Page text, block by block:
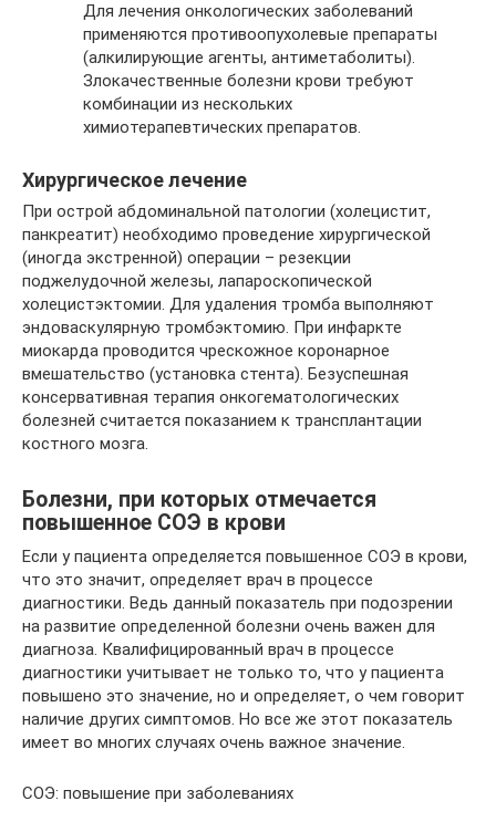
Для лечения онкологических заболеваний
применяются противоопухолевые препараты
(алкилирующие агенты, антиметаболиты).
Злокачественные болезни крови требуют
комбинации из нескольких
химиотерапевтических препаратов.
Хирургическое лечение
При острой абдоминальной патологии (холецистит,
панкреатит) необходимо проведение хирургической
(иногда экстренной) операции – резекции
поджелудочной железы, лапароскопической
холецистэктомии. Для удаления тромба выполняют
эндоваскулярную тромбэктомию. При инфаркте
миокарда проводится чрескожное коронарное
вмешательство (установка стента). Безуспешная
консервативная терапия онкогематологических
болезней считается показанием к трансплантации
костного мозга.
Болезни, при которых отмечается
повышенное СОЭ в крови
Если у пациента определяется повышенное СОЭ в крови,
что это значит, определяет врач в процессе
диагностики. Ведь данный показатель при подозрении
на развитие определенной болезни очень важен для
диагноза. Квалифицированный врач в процессе
диагностики учитывает не только то, что у пациента
повышено это значение, но и определяет, о чем говорит
наличие других симптомов. Но все же этот показатель
имеет во многих случаях очень важное значение.
СОЭ: повышение при заболеваниях